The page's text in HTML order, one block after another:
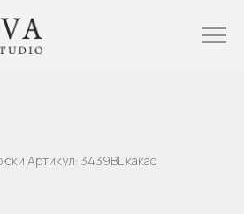
Артикул: 3439BL какао